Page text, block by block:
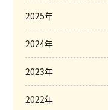
2025年
2024年
2023年
2022年